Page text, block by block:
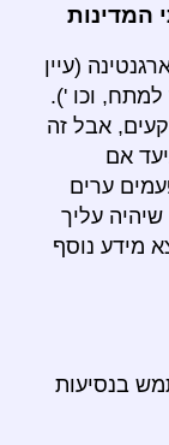
המדינות
(עיין
וכו ').
אבל זה
אם
ערים
עליך
מידע נוסף
בנסיעות